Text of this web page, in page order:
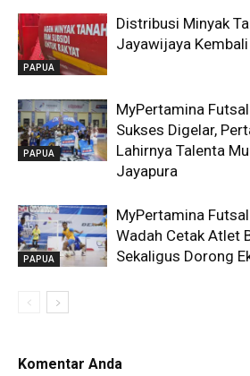
PAPUA
Distribusi Minyak
Jayawijaya
PAPUA
MyPertamina
Sukses Digelar,
Lahirnya Talenta
Jayapura
PAPUA
MyPertamina
Wadah Cetak Atlet
Sekaligus Dorong
Komentar Anda